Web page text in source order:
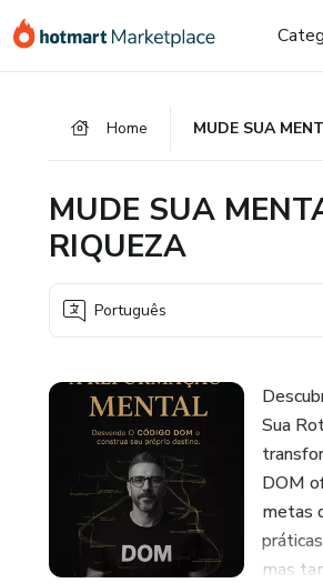
para
para
para
Home
MUDE SUA
RIQUEZA
Português
Sua
DOM
metas
mas